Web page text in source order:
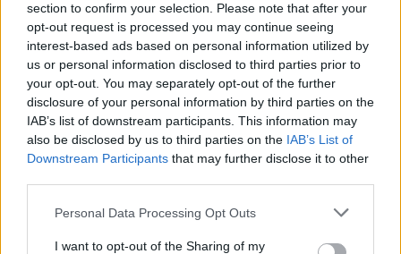
section to confirm your selection. Please note that after your
opt-out request is processed you may continue seeing
interest-based ads based on personal information utilized by
us or personal information disclosed to third parties prior to
your opt-out. You may separately opt-out of the further
disclosure of your personal information by third parties on the
IAB’s list of downstream participants. This information may
also be disclosed by us to third parties on the IAB’s List of
Downstream Participants that may further disclose it to other
Please note that this website/app uses one or more Google
not limited to your visit or usage behaviour. You may click to
Personal Data Processing Opt Outs
I want to opt-out of the Sharing of my
segítenek, szeretetüket gyakorlatias és gondoskodó
gesztusokkal mutatják ki.
A Szüzek megbízható barátok és odaadó partnerek. Állandó
és biztos támogatást nyújtanak, mindig ott vannak, amikor
szükséged van rájuk. Nagy szívük van, és képesek olyan
módon is szeretetet és figyelmet nyújtani, ami gyakran
Nagyon intuitívak, megérzik, ha valakinek segítségre van
szüksége, és ilyenkor diszkréten és hatékonyan avatkoznak